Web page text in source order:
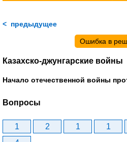
< предыдущее
Ошибка в
Казахско-джунгарские войны
Начало отечественной войны
Вопросы
1 2 1 1